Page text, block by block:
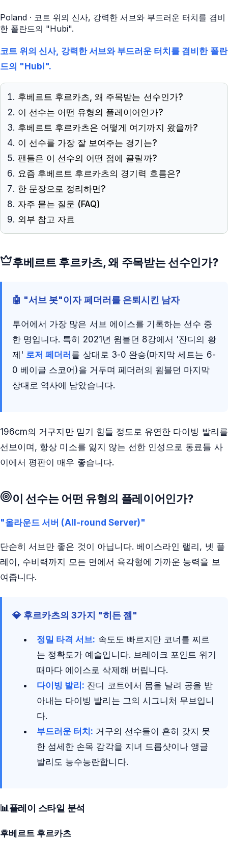
Poland · 코트 위의 신사, 강력한 서브와 부드러운 터치를 겸비
한 폴란드의 "Hubi".
코트 위의 신사, 강력한 서브와 부드러운 터치를 겸비한 폴란
드의 "Hubi".
후베르트 후르카츠, 왜 주목받는 선수인가?
이 선수는 어떤 유형의 플레이어인가?
후베르트 후르카츠은 어떻게 여기까지 왔을까?
이 선수를 가장 잘 보여주는 경기는?
팬들은 이 선수의 어떤 점에 끌릴까?
요즘 후베르트 후르카츠의 경기력 흐름은?
한 문장으로 정리하면?
자주 묻는 질문 (FAQ)
외부 참고 자료
후베르트 후르카츠, 왜 주목받는 선수인가?
🤖 "서브 봇"이자 페더러를 은퇴시킨 남자
투어에서 가장 많은 서브 에이스를 기록하는 선수 중
한 명입니다. 특히 2021년 윔블던 8강에서 '잔디의 황
제' 로저 페더러를 상대로 3-0 완승(마지막 세트는 6-
0 베이글 스코어)을 거두며 페더러의 윔블던 마지막
상대로 역사에 남았습니다.
196cm의 거구지만 믿기 힘들 정도로 유연한 다이빙 발리를
선보이며, 항상 미소를 잃지 않는 선한 인성으로 동료들 사
이에서 평판이 매우 좋습니다.
이 선수는 어떤 유형의 플레이어인가?
"올라운드 서버 (All-round Server)"
단순히 서브만 좋은 것이 아닙니다. 베이스라인 랠리, 넷 플
레이, 수비력까지 모든 면에서 육각형에 가까운 능력을 보
여줍니다.
💎 후르카츠의 3가지 "히든 젬"
정밀 타격 서브: 속도도 빠르지만 코너를 찌르
는 정확도가 예술입니다. 브레이크 포인트 위기
때마다 에이스로 삭제해 버립니다.
다이빙 발리: 잔디 코트에서 몸을 날려 공을 받
아내는 다이빙 발리는 그의 시그니처 무브입니
다.
부드러운 터치: 거구의 선수들이 흔히 갖지 못
한 섬세한 손목 감각을 지녀 드롭샷이나 앵글
발리도 능수능란합니다.
📊플레이 스타일 분석
후베르트 후르카츠